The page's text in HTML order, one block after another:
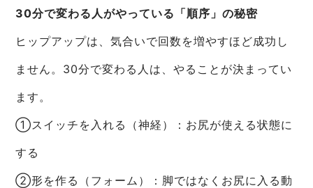
30分で変わる人がやっている「順序」の秘密
ヒップアップは、気合いで回数を増やすほど成功し
ません。30分で変わる人は、やることが決まってい
ます。
①スイッチを入れる（神経）：お尻が使える状態に
する
②形を作る（フォーム）：脚ではなくお尻に入る動